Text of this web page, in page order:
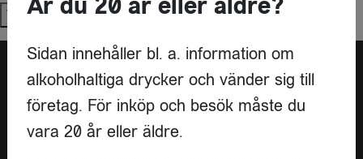
Try again
Är du leverantör?
Sidan innehåller bl. a. information om
alkoholhaltiga drycker och vänder sig till
företag. För inköp och besök måste du
vara 20 år eller äldre.